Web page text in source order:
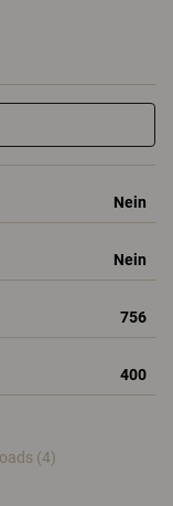
Nein
Nein
756
400
(4)